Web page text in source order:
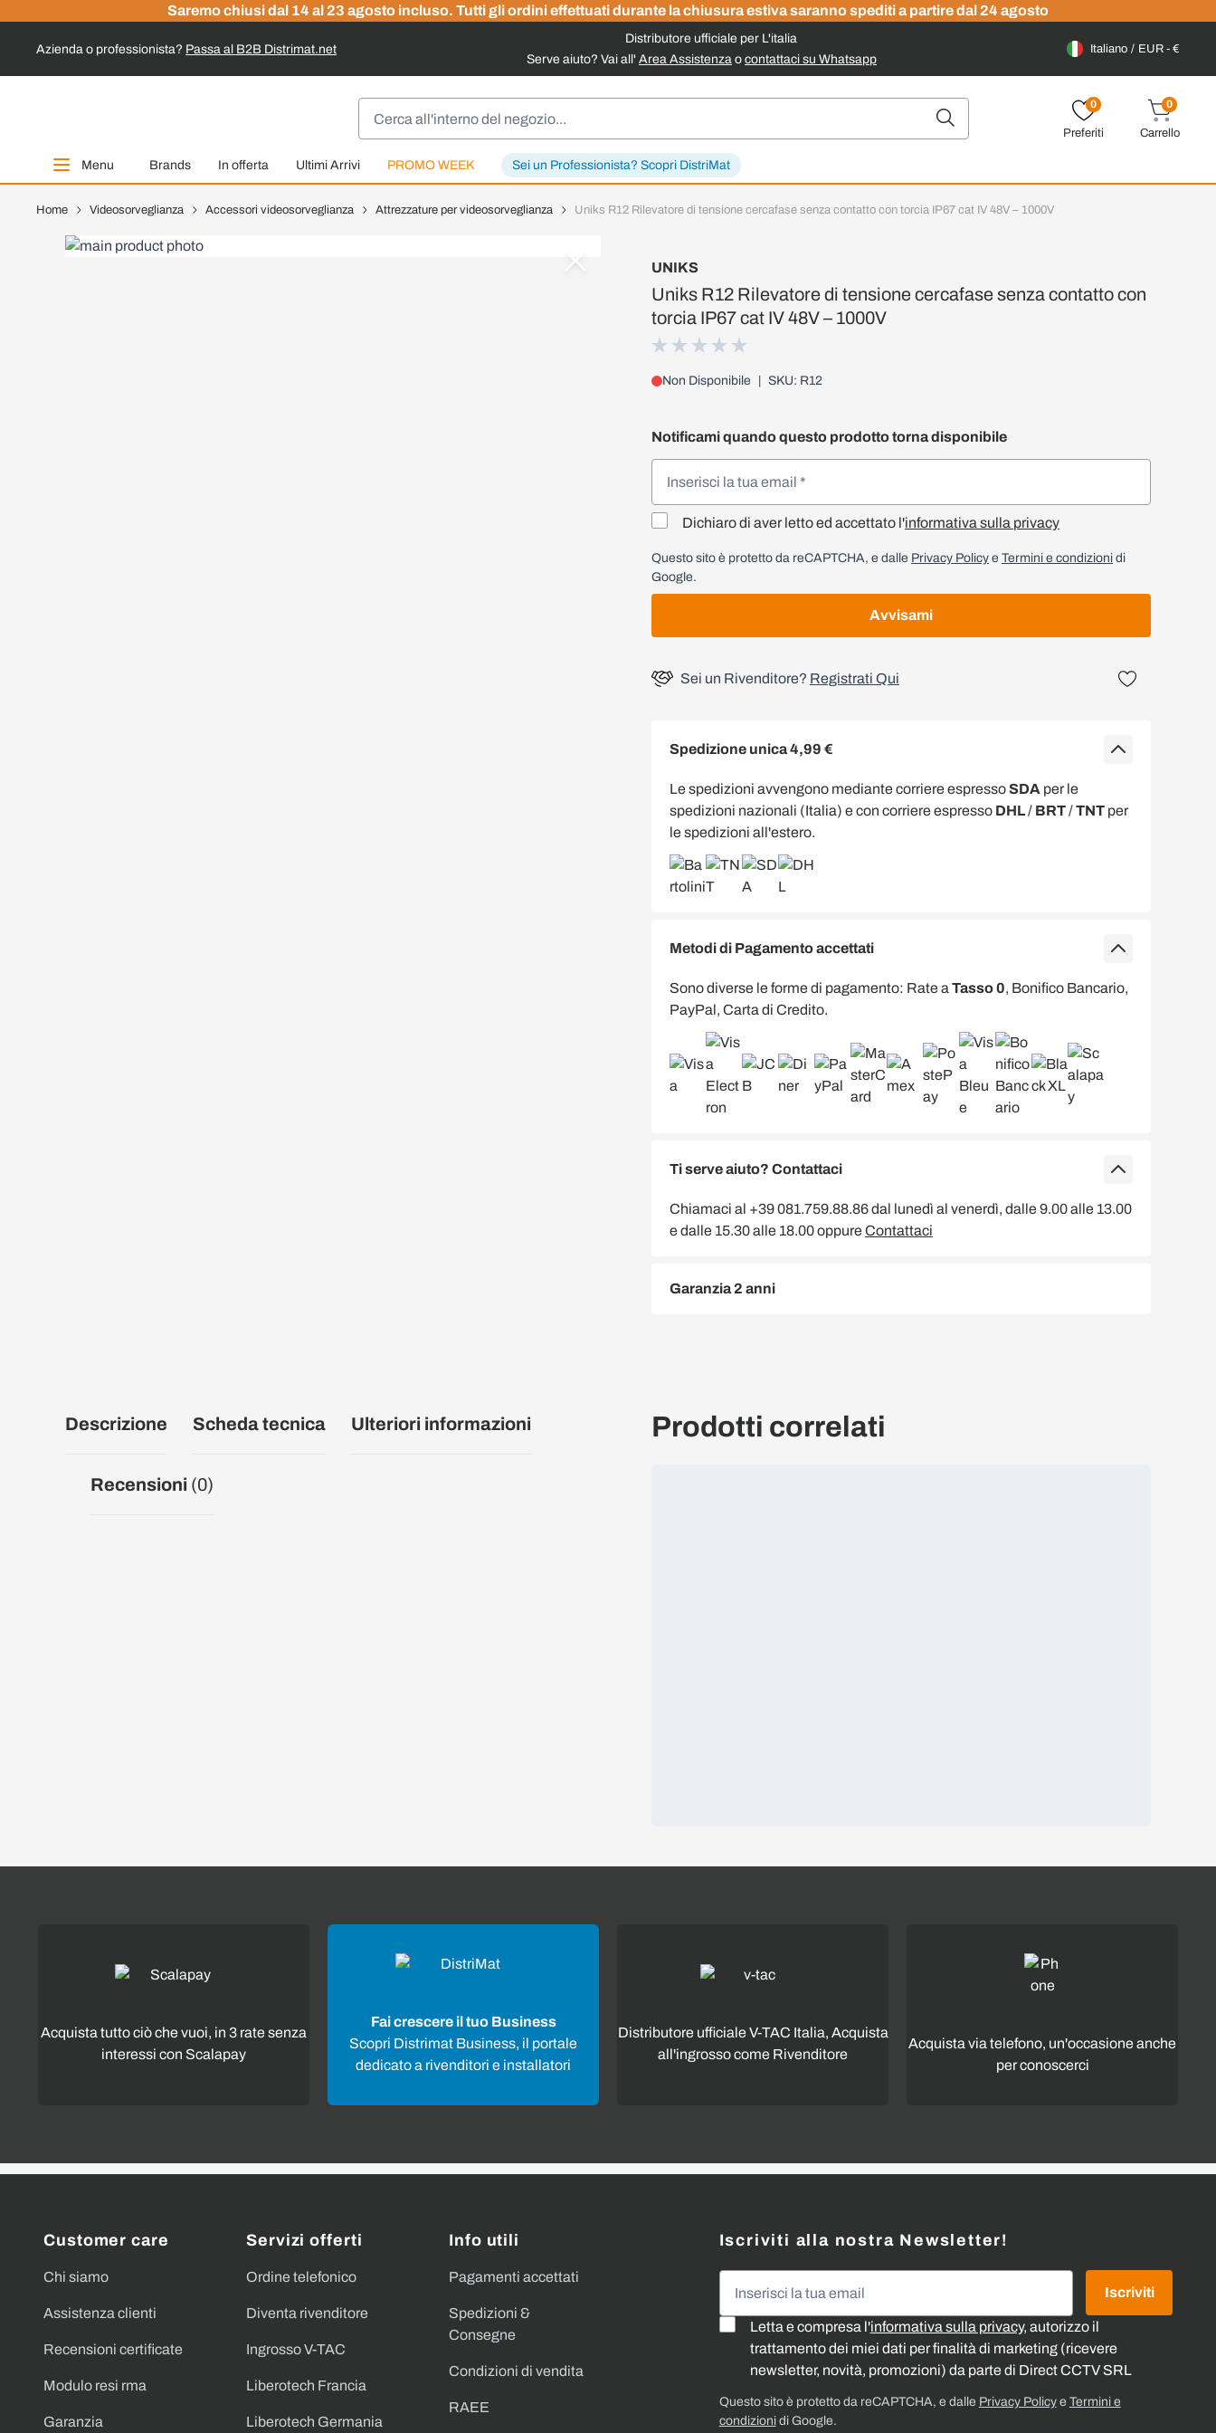
Saremo chiusi dal 14 al 23 agosto incluso. Tutti gli ordini effettuati durante la chiusura estiva saranno spediti a partire dal 24 agosto
Azienda o professionista? Passa al B2B Distrimat.net
Distributore ufficiale per L'italia
Serve aiuto? Vai all' Area Assistenza o contattaci su Whatsapp
Italiano EUR - €
Menu Brands In offerta Ultimi Arrivi PROMO WEEK Sei un Professionista? Scopri DistriMat
0
Preferiti
0
Carrello
Home Videosorveglianza Accessori videosorveglianza Attrezzature per videosorveglianza Uniks R12 Rilevatore di tensione cercafase senza contatto con torcia IP67 cat IV 48V – 1000V
UNIKS
Uniks R12 Rilevatore di tensione cercafase senza contatto con
torcia IP67 cat IV 48V – 1000V
Non Disponibile SKU: R12
Notificami quando questo prodotto torna disponibile
Dichiaro di aver letto ed accettato l'informativa sulla privacy
Questo sito è protetto da reCAPTCHA, e dalle Privacy Policy e Termini e condizioni di
Google.
Avvisami
Sei un Rivenditore? Registrati Qui
Spedizione unica 4,99 €
Le spedizioni avvengono mediante corriere espressoSDA per le
spedizioni nazionali (Italia) e con corriere espresso DHL/ BRT/TNT per
le spedizioni all'estero.
Metodi di Pagamento accettati
Sono diverse le forme di pagamento: Rate a Tasso 0, Bonifico Bancario,
PayPal, Carta di Credito.
Ti serve aiuto? Contattaci
Chiamaci al +39 081.759.88.86 dal lunedì al venerdì, dalle 9.00 alle 13.00
e dalle 15.30 alle 18.00 oppureContattaci
Garanzia 2 anni
Descrizione Scheda tecnica Ulteriori informazioni
Recensioni (0)
Prodotti correlati
Acquista tutto ciò che vuoi, in 3 rate senza
interessi con Scalapay
Fai crescere il tuo Business
Scopri Distrimat Business, il portale
dedicato a rivenditori e installatori
Distributore ufficiale V-TAC Italia, Acquista
all'ingrosso come Rivenditore
Acquista via telefono, un'occasione anche
per conoscerci
Customer care
Chi siamo
Assistenza clienti
Recensioni certificate
Modulo resi rma
Garanzia
Servizi offerti
Ordine telefonico
Diventa rivenditore
Ingrosso V-TAC
Liberotech Francia
Liberotech Germania
Info utili
Pagamenti accettati
Spedizioni &
Consegne
Condizioni di vendita
RAEE
Iscriviti alla nostra Newsletter!
Letta e compresa l'informativa sulla privacy, autorizzo il
trattamento dei miei dati per finalità di marketing (ricevere
newsletter, novità, promozioni) da parte di Direct CCTV SRL
Iscriviti
Questo sito è protetto da reCAPTCHA, e dalle Privacy Policye Termini e
condizionidi Google.